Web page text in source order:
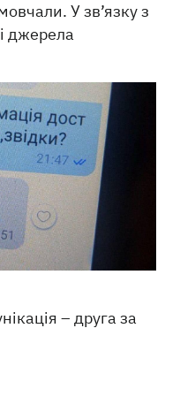
У зв’язку з
джерела
– друга за